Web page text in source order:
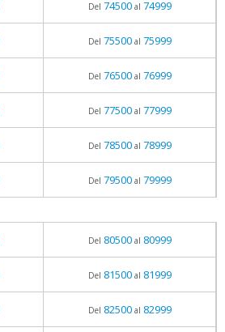
Del 74500al 74999
Del 75500al 75999
Del 76500al 76999
Del 77500al 77999
Del 78500al 78999
Del 79500al 79999
Del 80500al 80999
Del 81500al 81999
Del 82500al 82999